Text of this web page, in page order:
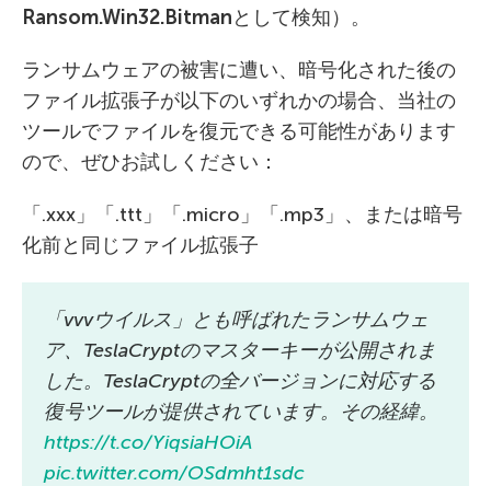
Ransom.Win32.Bitmanとして検知）。
ランサムウェアの被害に遭い、暗号化された後の
ファイル拡張子が以下のいずれかの場合、当社の
ツールでファイルを復元できる可能性があります
ので、ぜひお試しください：
「.xxx」「.ttt」「.micro」「.mp3」、または暗号
化前と同じファイル拡張子
「vvvウイルス」とも呼ばれたランサムウェ
ア、TeslaCryptのマスターキーが公開されま
した。TeslaCryptの全バージョンに対応する
復号ツールが提供されています。その経緯。
https://t.co/YiqsiaHOiA
pic.twitter.com/OSdmht1sdc